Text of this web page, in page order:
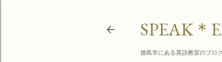
SPEAK＊
徳島市にある英語教室のブロ